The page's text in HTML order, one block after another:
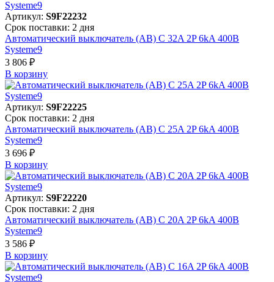
Артикул: S9F22232
Срок поставки: 2 дня
Автоматический выключатель (АВ) C 32A 2P 6kA 400В
Systeme9
3 806 ₽
В корзинy
Артикул: S9F22225
Срок поставки: 2 дня
Автоматический выключатель (АВ) C 25A 2P 6kA 400В
Systeme9
3 696 ₽
В корзинy
Артикул: S9F22220
Срок поставки: 2 дня
Автоматический выключатель (АВ) C 20A 2P 6kA 400В
Systeme9
3 586 ₽
В корзинy